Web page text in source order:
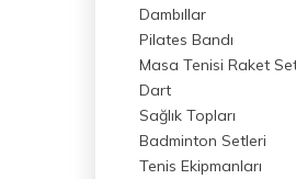
Dambıllar
Pilates Bandı
Masa Tenisi Raket
Dart
Sağlık Topları
Badminton Setleri
Tenis Ekipmanları